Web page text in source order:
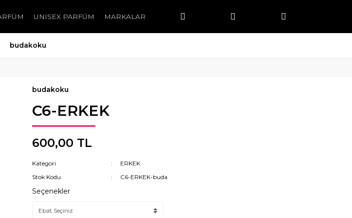
UNISEX PARFÜM MARKALAR
budakoku
budakoku
C6-ERKEK
600,00 TL
Kategori
ERKEK
Stok Kodu
C6-ERKEK-buda
Seçenekler